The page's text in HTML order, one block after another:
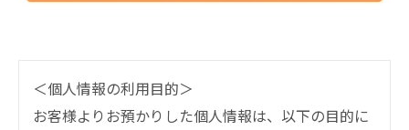
＜個人情報の利用目的＞
お客様よりお預かりした個人情報は、以下の目的に